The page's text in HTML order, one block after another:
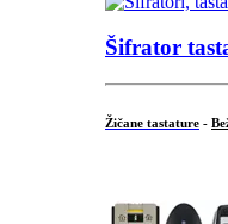
Šifrator
Žičane tastature -